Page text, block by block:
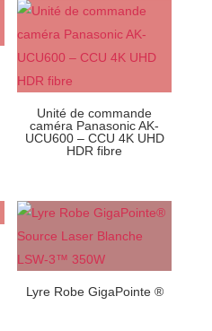
Unité de commande
caméra Panasonic AK-
UCU600 – CCU 4K UHD
HDR fibre
Lyre Robe GigaPointe ®